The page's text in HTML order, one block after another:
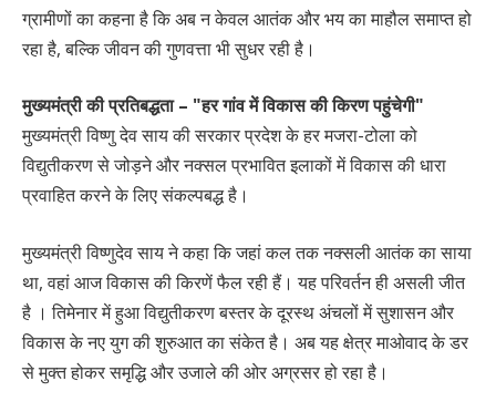
ग्रामीणों का कहना है कि अब न केवल आतंक और भय का माहौल समाप्त हो
रहा है, बल्कि जीवन की गुणवत्ता भी सुधर रही है।
मुख्यमंत्री की प्रतिबद्धता – "हर गांव में विकास की किरण पहुंचेगी"
मुख्यमंत्री विष्णु देव साय की सरकार प्रदेश के हर मजरा-टोला को
विद्युतीकरण से जोड़ने और नक्सल प्रभावित इलाकों में विकास की धारा
प्रवाहित करने के लिए संकल्पबद्ध है।
मुख्यमंत्री विष्णुदेव साय ने कहा कि जहां कल तक नक्सली आतंक का साया
था, वहां आज विकास की किरणें फैल रही हैं। यह परिवर्तन ही असली जीत
है । तिमेनार में हुआ विद्युतीकरण बस्तर के दूरस्थ अंचलों में सुशासन और
विकास के नए युग की शुरुआत का संकेत है। अब यह क्षेत्र माओवाद के डर
से मुक्त होकर समृद्धि और उजाले की ओर अग्रसर हो रहा है।